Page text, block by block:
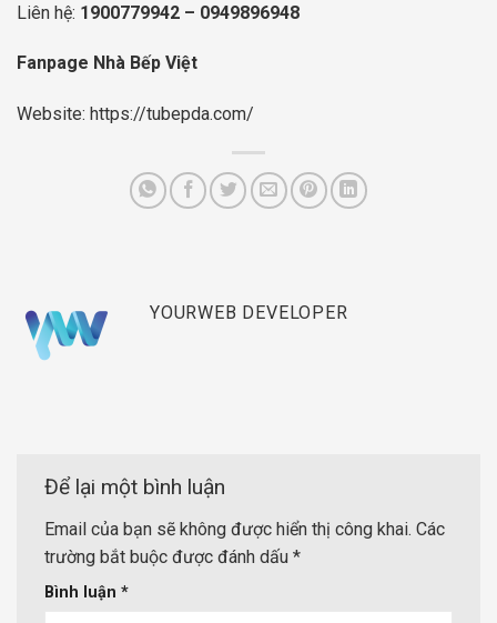
Liên hệ: 1900779942 – 0949896948
Fanpage Nhà Bếp Việt
Website: https://tubepda.com/
YOURWEB DEVELOPER
Để lại một bình luận
Email của bạn sẽ không được hiển thị công khai. Các
trường bắt buộc được đánh dấu *
Bình luận *